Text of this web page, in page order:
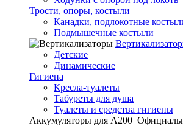
Трости, опоры, костыли
Канадки, подлокотные
Подмышечные костыли
Детские
Динамические
Гигиена
Кресла-туалеты
Табуреты для душа
Туалеты и средства гигиены
Аккумуляторы для А200